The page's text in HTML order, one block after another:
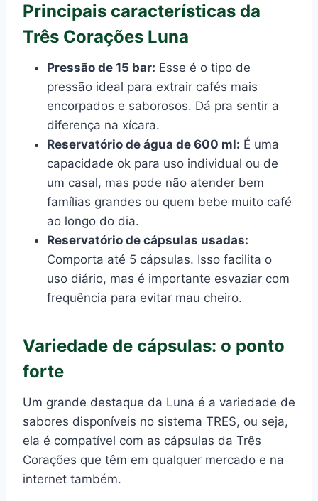
Principais características da
Três Corações Luna
Pressão de 15 bar: Esse é o tipo de
pressão ideal para extrair cafés mais
encorpados e saborosos. Dá pra sentir a
diferença na xícara.
Reservatório de água de 600 ml: É uma
capacidade ok para uso individual ou de
um casal, mas pode não atender bem
famílias grandes ou quem bebe muito café
ao longo do dia.
Reservatório de cápsulas usadas:
Comporta até 5 cápsulas. Isso facilita o
uso diário, mas é importante esvaziar com
frequência para evitar mau cheiro.
Variedade de cápsulas: o ponto
forte
Um grande destaque da Luna é a variedade de
sabores disponíveis no sistema TRES, ou seja,
ela é compatível com as cápsulas da Três
Corações que têm em qualquer mercado e na
internet também.